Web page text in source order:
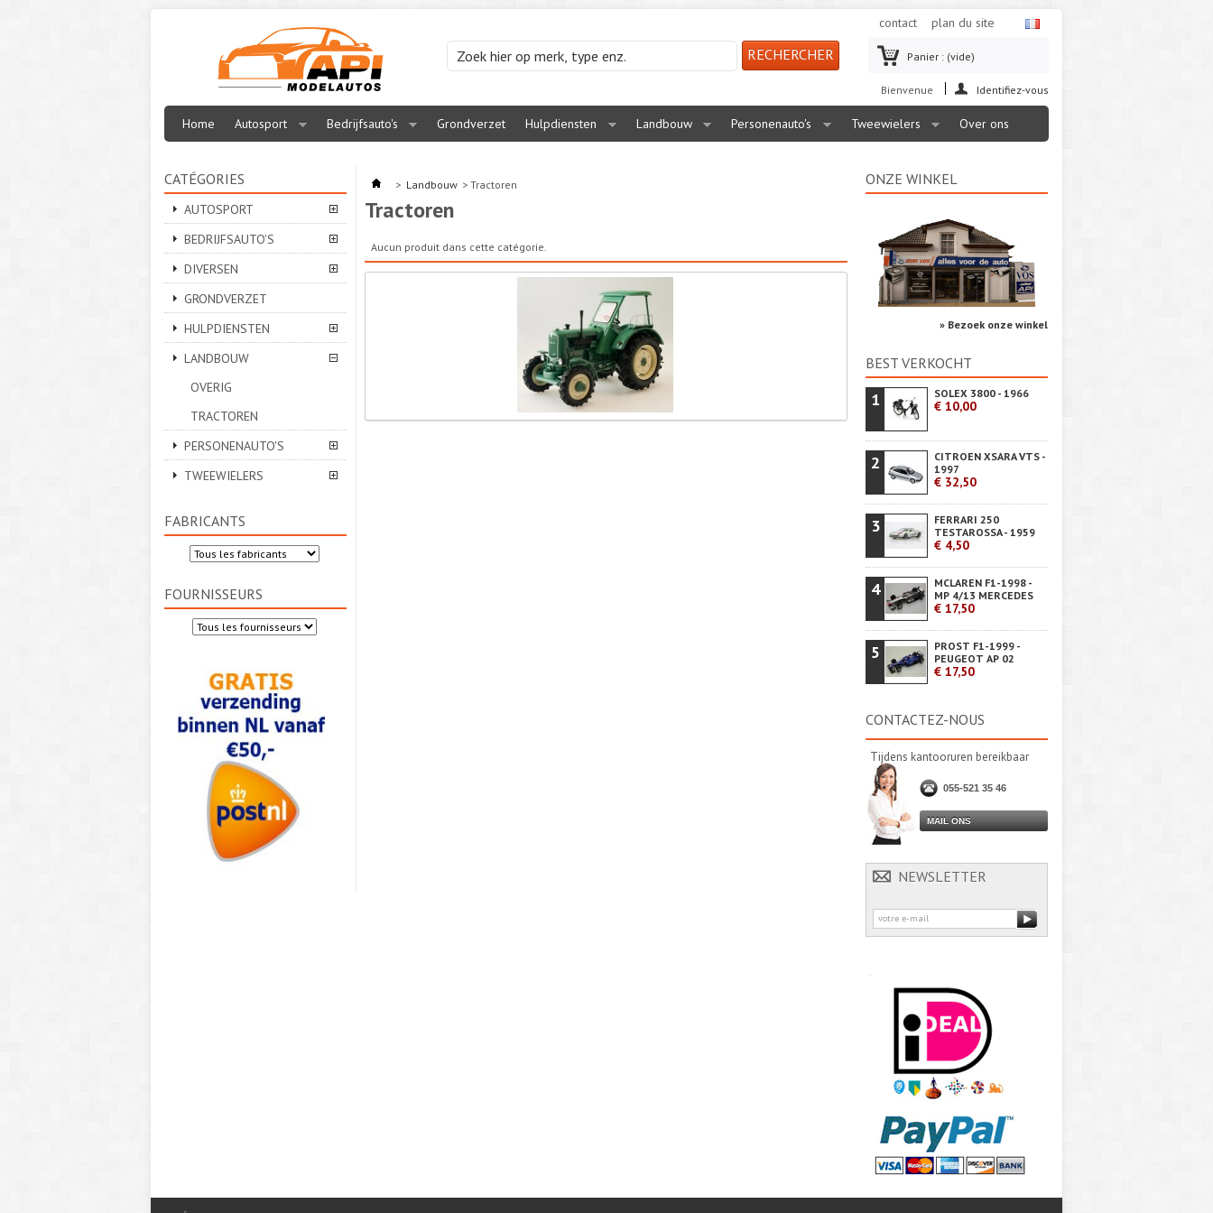
contact plan du site
Panier : (vide)
Bienvenue Identifiez-vous
Home Autosport Bedrijfsauto's Grondverzet Hulpdiensten Landbouw Personenauto's Tweewielers Over ons
CATÉGORIES
AUTOSPORT
BEDRIJFSAUTO'S
DIVERSEN
GRONDVERZET
HULPDIENSTEN
LANDBOUW
OVERIG
TRACTOREN
PERSONENAUTO'S
TWEEWIELERS
FABRICANTS
FOURNISSEURS
> Landbouw > Tractoren
Tractoren
Aucun produit dans cette catégorie.
ONZE WINKEL
» Bezoek onze winkel
BEST VERKOCHT
1 SOLEX 3800 - 1966
€ 10,00
2
CITROEN XSARA VTS -
1997
€ 32,50
3
FERRARI 250
TESTAROSSA - 1959
€ 4,50
4
MCLAREN F1-1998 -
MP 4/13 MERCEDES
€ 17,50
5
PROST F1-1999 -
PEUGEOT AP 02
€ 17,50
CONTACTEZ-NOUS
Tijdens kantooruren bereikbaar
055-521 35 46
MAIL ONS
NEWSLETTER